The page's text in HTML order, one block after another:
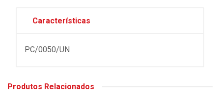
Características
PC/0050/UN
Produtos Relacionados